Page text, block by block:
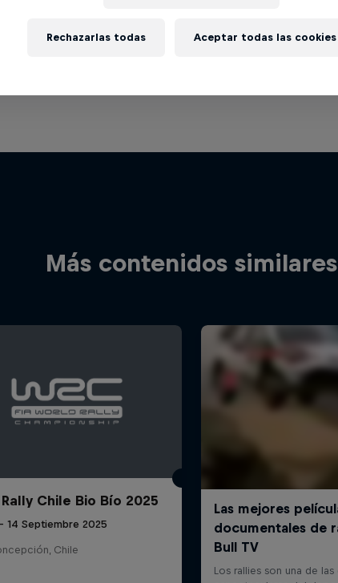
Más contenidos similares
Rally Chile Bio Bío 2025
14 Septiembre 2025
Chile
Rechazarlas todas Aceptar todas las cookies